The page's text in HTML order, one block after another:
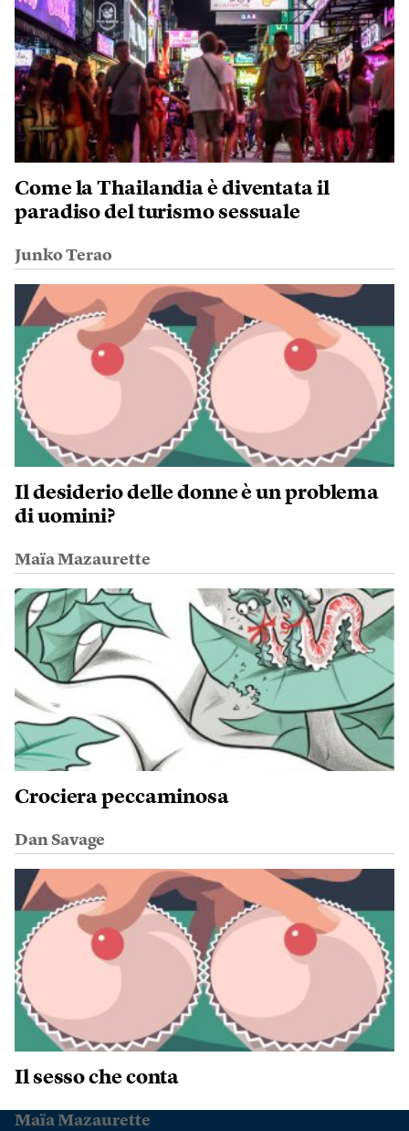
Come la Thailandia è diventata il
paradiso del turismo sessuale
Junko Terao
Il desiderio delle donne è un problema
di uomini?
Maïa Mazaurette
Crociera peccaminosa
Dan Savage
Il sesso che conta
Maïa Mazaurette